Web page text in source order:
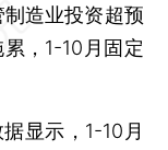
制造业投资超预
，1-10月固定
显示，1-10月